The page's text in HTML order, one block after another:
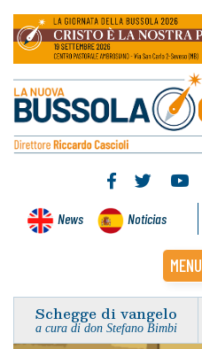
News Noticias
MENU
Schegge di vangelo
a cura di don Stefano Bimbi